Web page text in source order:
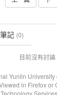
筆記 (0)
目前沒有討論
Yunlin
in Firefox or